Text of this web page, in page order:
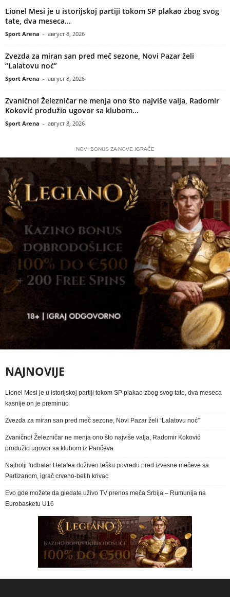
Lionel Mesi je u istorijskoj partiji tokom SP plakao zbog svog
tate, dva meseca...
Sport Arena - август 8, 2026
Zvezda za miran san pred meč sezone, Novi Pazar želi
“Lalatovu noć”
Sport Arena - август 8, 2026
Zvanično! Železničar ne menja ono što najviše valja, Radomir
Koković produžio ugovor sa klubom...
Sport Arena - август 8, 2026
NOVI BONUS ZA NOVE IGRAČE
NAJNOVIJE
Lionel Mesi je u istorijskoj partiji tokom SP plakao zbog svog tate, dva meseca
kasnije on je preminuo
Zvezda za miran san pred meč sezone, Novi Pazar želi “Lalatovu noć”
Zvanično! Železničar ne menja ono što najviše valja, Radomir Koković
produžio ugovor sa klubom iz Pančeva
Najbolji fudbaler Hetafea doživeo tešku povredu pred izvesne mečeve sa
Partizanom, igrač crveno-belih krivac
Evo gde možete da gledate uživo TV prenos meča Srbija – Rumunija na
Eurobasketu U16